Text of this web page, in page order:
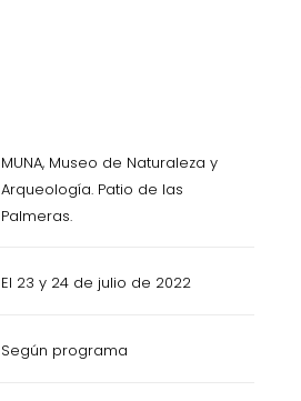
MUNA, Museo de Naturaleza y
Arqueología. Patio de las
Palmeras.
El 23 y 24 de julio de 2022
Según programa